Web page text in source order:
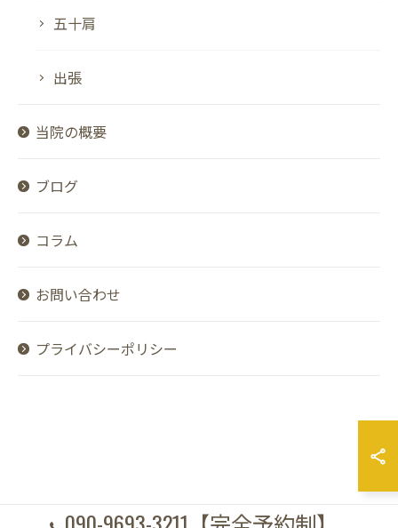
五十肩
出張
当院の概要
ブログ
コラム
お問い合わせ
プライバシーポリシー